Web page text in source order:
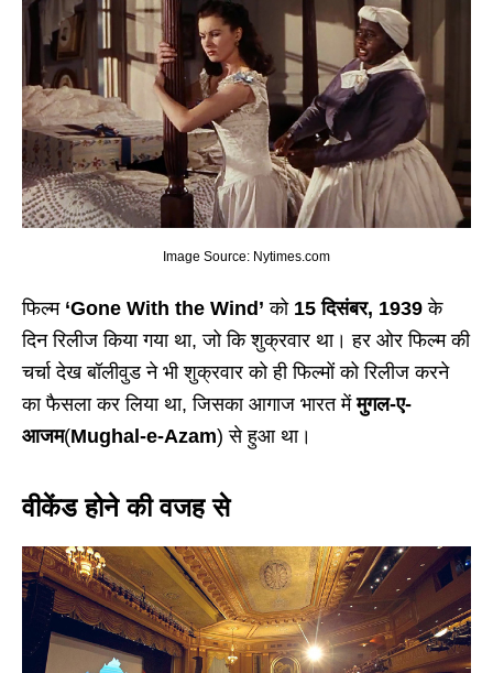
Image Source: Nytimes.com
फिल्म ‘Gone With the Wind’ को 15 दिसंबर, 1939के
दिन रिलीज किया गया था, जो कि शुक्रवार था। हर ओर फिल्म की
चर्चा देख बॉलीवुड ने भी शुक्रवार को ही फिल्मों को रिलीज करने
का फैसला कर लिया था, जिसका आगाज भारत मेंमुगल-ए-
आजम(Mughal-e-Azam) से हुआ था।
वीकेंड होने की वजह से